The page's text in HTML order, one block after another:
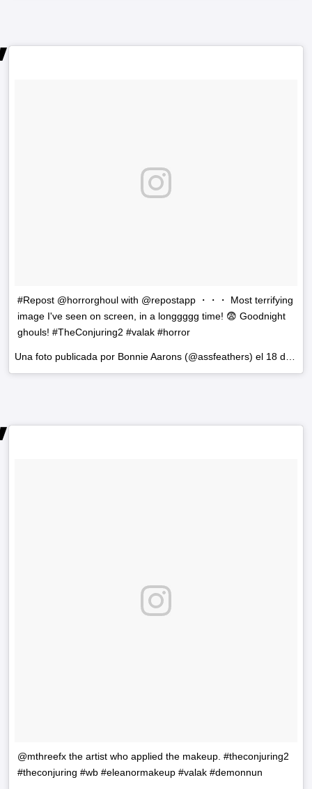
#Repost @horrorghoul with @repostapp ・・・ Most terrifying
image I've seen on screen, in a longgggg time! 😨 Goodnight
ghouls! #TheConjuring2 #valak #horror
Una foto publicada por Bonnie Aarons (@assfeathers) el 18 de Jun de 2016 a la(s) 7:56 PDT
@mthreefx the artist who applied the makeup. #theconjuring2
#theconjuring #wb #eleanormakeup #valak #demonnun